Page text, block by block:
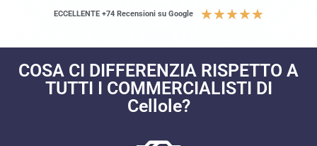
ECCELLENTE +74 Recensioni su Google ★★★★★
COSA CI DIFFERENZIA RISPETTO A
TUTTI I COMMERCIALISTI DI
Cellole?